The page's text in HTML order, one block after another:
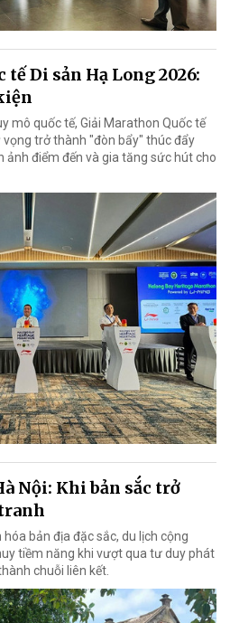
Di sản Hạ Long 2026:
mô quốc tế, Giải Marathon Quốc tế
vọng trở thành "đòn bẩy" thúc đẩy
ảnh điểm đến và gia tăng sức hút cho
Nội: Khi bản sắc trở
bản địa đặc sắc, du lịch cộng
tiềm năng khi vượt qua tư duy phát
chuỗi liên kết.